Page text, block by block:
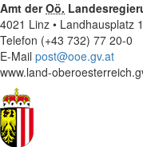
Amt derOö.
4021 Linz • Landhausplatz 1
Telefon (+43 732) 77 20-0
E-Mail post@ooe.gv.at
www.land-